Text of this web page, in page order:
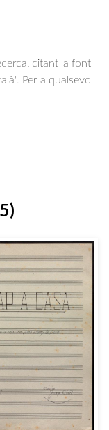
citant la font
Per a qualsevol